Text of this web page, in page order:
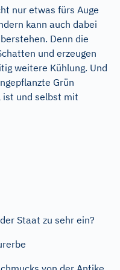
nur etwas fürs Auge
kann auch dabei
Denn die
und erzeugen
weitere Kühlung. Und
Grün
ist und selbst mit
Staat zu sehr ein?